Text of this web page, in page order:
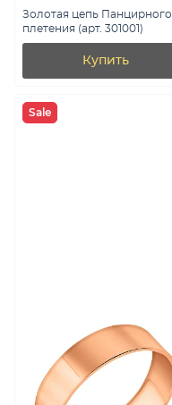
Золотая цепь Панцирного
плетения (арт. 301001)
Купить
Sale